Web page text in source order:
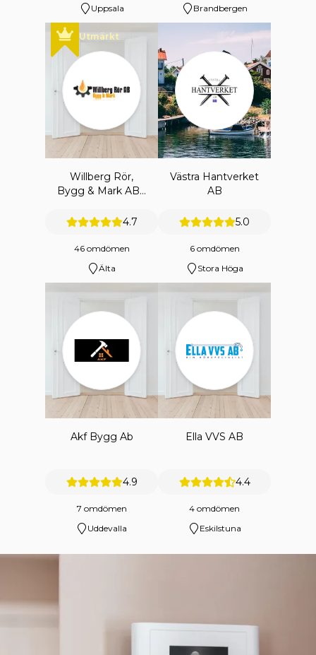
Uppsala
Brandbergen
Utmärkt
Willberg Rör,
Bygg & Mark AB -
Hemtjänst4.7
46 omdömen
Älta
Västra Hantverket
AB
5.0
6 omdömen
Stora Höga
Akf Bygg Ab
4.9
7 omdömen
Uddevalla
Ella VVS AB
4.4
4 omdömen
Eskilstuna